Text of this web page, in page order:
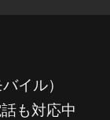
イル）
も対応中